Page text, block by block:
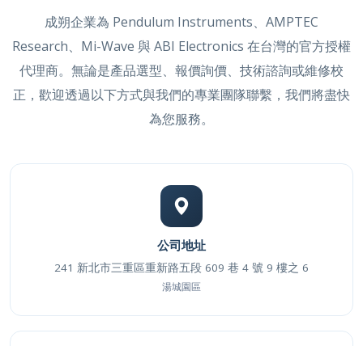
成朔企業為 Pendulum Instruments、AMPTEC
Research、Mi-Wave 與 ABI Electronics 在台灣的官方授權
代理商。無論是產品選型、報價詢價、技術諮詢或維修校
正，歡迎透過以下方式與我們的專業團隊聯繫，我們將盡快
為您服務。
公司地址
241 新北市三重區重新路五段 609 巷 4 號 9 樓之 6
湯城園區